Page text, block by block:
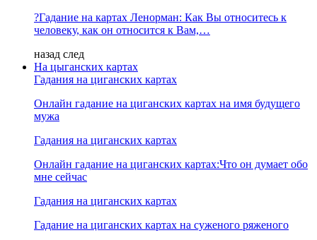
?Гадание на картах Ленорман: Как Вы относитесь к
человеку, как он относится к Вам,…
назад след
На цыганских картах
Гадания на циганских картах
Онлайн гадание на циганских картах на имя будущего
мужа
Гадания на циганских картах
Онлайн гадание на циганских картах:Что он думает обо
мне сейчас
Гадания на циганских картах
Гадание на циганских картах на суженого ряженого